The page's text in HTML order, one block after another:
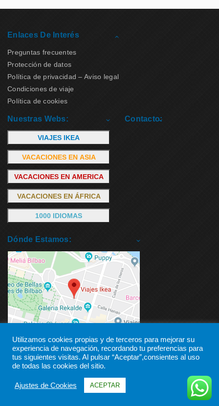
Enlaces De Interés
Preguntas frecuentes
Protección de datos
Política de privacidad – Aviso legal
Condiciones de viaje
Política de cookies
Nuestras Webs:
VIAJES IKEA
VACACIONES EN ASIA
VACACIONES EN AMERICA
VACACIONES EN ÁFRICA
1000 IDIOMAS
Contacto:
Dónde Estamos:
Utilizamos cookies propias y de terceros para mejorar su
experiencia de navegación, recordando tu preferencias para
tus siguientes visitas. Al pulsar “Aceptar”,consientes al uso
de todas las cookies del sitio.
Ajustes de Cookies ACEPTAR